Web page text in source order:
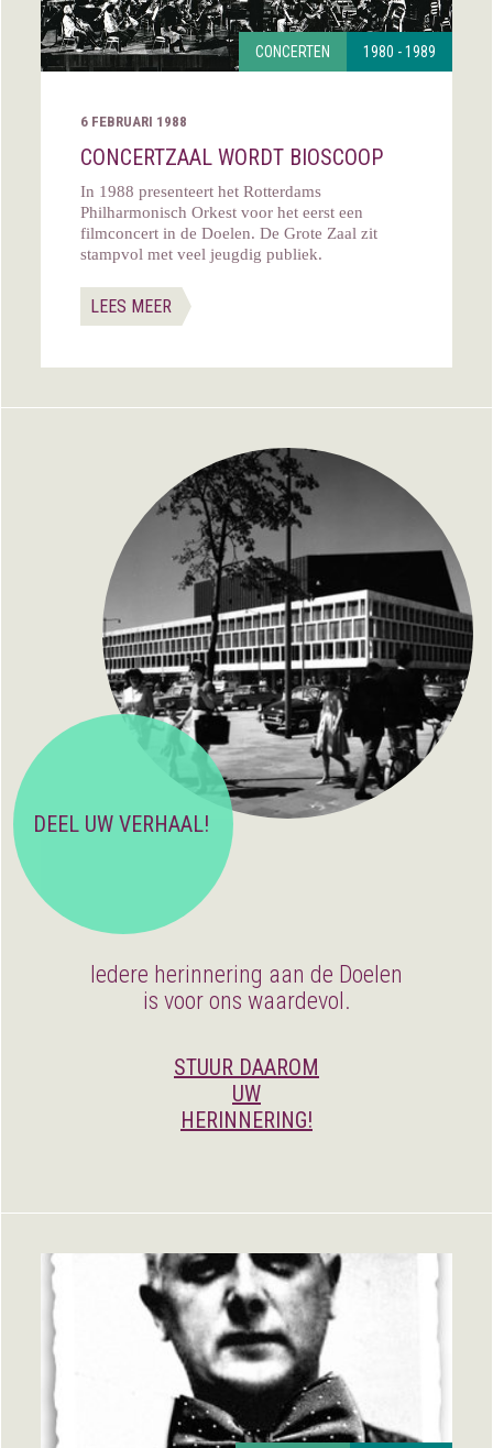
CONCERTEN 1980 - 1989
6 FEBRUARI 1988
CONCERTZAAL WORDT BIOSCOOP
In 1988 presenteert het Rotterdams
Philharmonisch Orkest voor het eerst een
filmconcert in de Doelen. De Grote Zaal zit
stampvol met veel jeugdig publiek.
LEES MEER
DEEL UW VERHAAL!
Iedere herinnering aan de Doelen
is voor ons waardevol.
STUUR DAAROM
UW
HERINNERING!